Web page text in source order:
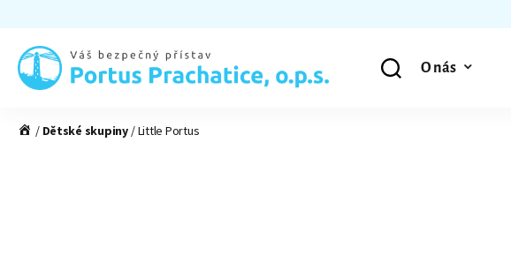
O nás
/ Dětské skupiny /Little Portus